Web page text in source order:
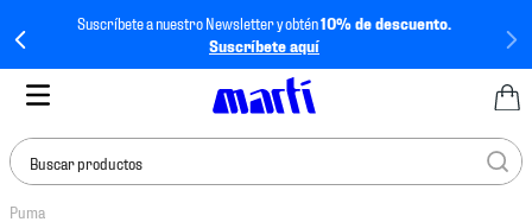
Suscríbete a nuestro Newsletter y obtén10% de descuento.
Suscríbete aquí
Buscar productos
Puma